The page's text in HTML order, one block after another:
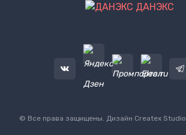
ДАНЭКС
© Все права защищены. Дизайн Createx Studio